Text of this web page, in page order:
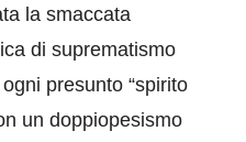
la smaccata
di suprematismo
presunto “spirito
un doppiopesismo